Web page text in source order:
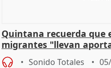
Quintana recuerda que
migrantes "llevan
central
Sonido Totales